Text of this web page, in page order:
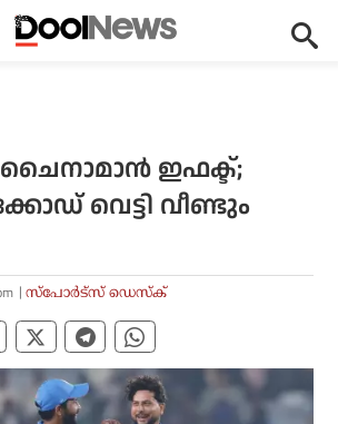
ചൈനാമാന്‍ ഇഫക്ട്;
വെട്ടി വീണ്ടും
സ്പോര്‍ട്സ് ഡെസ്‌ക്